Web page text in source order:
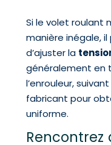
Si le volet roulant
manière inégale,
d’ajuster la
généralement en
l’enrouleur,
fabricant pour
uniforme.
Rencontrez